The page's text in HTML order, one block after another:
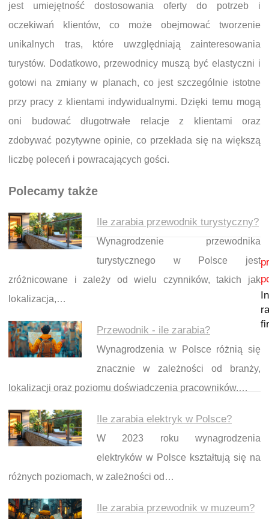
jest umiejętność dostosowania oferty do potrzeb i
oczekiwań klientów, co może obejmować tworzenie
unikalnych tras, które uwzględniają zainteresowania
turystów. Dodatkowo, przewodnicy muszą być elastyczni i
gotowi na zmiany w planach, co jest szczególnie istotne
przy pracy z klientami indywidualnymi. Dzięki temu mogą
oni budować długotrwałe relacje z klientami oraz
zdobywać pozytywne opinie, co przekłada się na większą
liczbę poleceń i powracających gości.
Polecamy także
Ile zarabia przewodnik turystyczny?
Wynagrodzenie przewodnika
turystycznego w Polsce jest
zróżnicowane i zależy od wielu czynników, takich jak
lokalizacja,…
Przewodnik - ile zarabia?
Wynagrodzenia w Polsce różnią się
znacznie w zależności od branży,
lokalizacji oraz poziomu doświadczenia pracowników.…
Ile zarabia elektryk w Polsce?
W 2023 roku wynagrodzenia
elektryków w Polsce kształtują się na
różnych poziomach, w zależności od…
Ile zarabia przewodnik w muzeum?
Nawigacja wpisu